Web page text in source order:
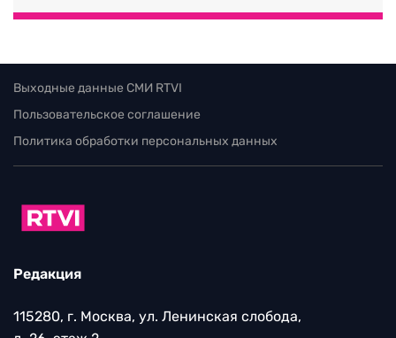
Выходные данные СМИ RTVI
Пользовательское соглашение
Политика обработки персональных данных
Редакция
115280, г. Москва, ул. Ленинская слобода,